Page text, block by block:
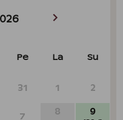
Pe La Su
31 1 2
7 8 9